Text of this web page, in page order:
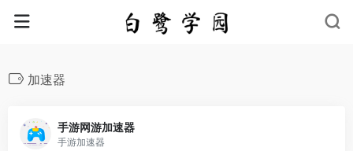
加速器
手游网游加速器
手游加速器